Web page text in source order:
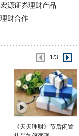
宏源证券理财产品
理财合作
1/3
《天天理财》节后闲置